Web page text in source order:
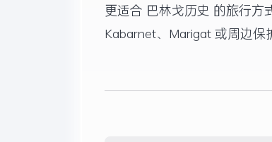
更适合 巴林戈历史 的旅行方
Kabarnet、Marigat 或周边保